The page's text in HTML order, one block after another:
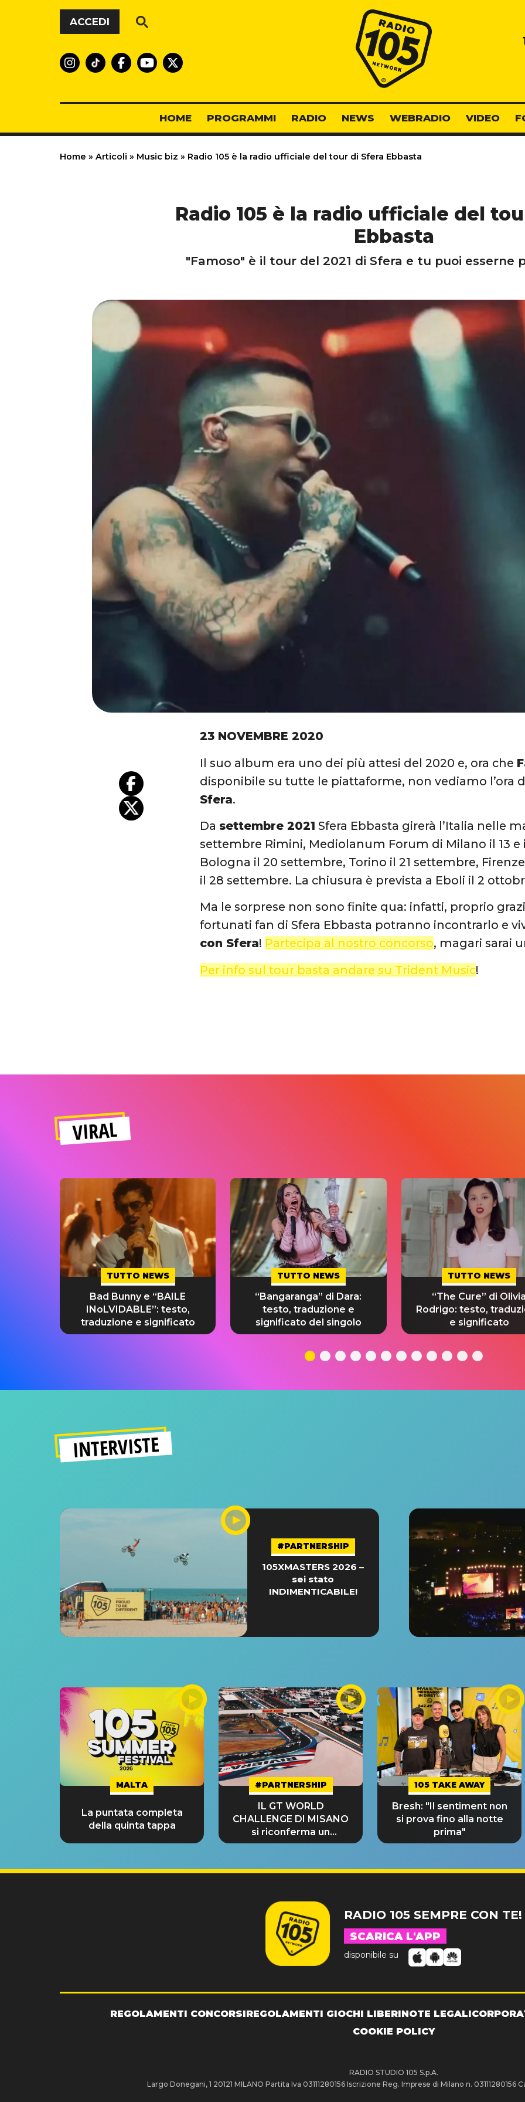
Vai al contenuto
ACCEDI
Radio 105
HOME PROGRAMMI RADIO NEWS WEBRADIO VIDEO
Home » Articoli » Music biz » Radio 105 è la radio ufficiale del tour di Sfera Ebbasta
Radio 105 è la radio ufficiale del
Ebbasta
"Famoso" è il tour del 2021 di Sfera e tu puoi esserne
23 NOVEMBRE 2020
Il suo album era uno dei più attesi del 2020 e, ora che
disponibile su tutte le piattaforme, non vediamo l’ora
Sfera.
Da settembre 2021 Sfera Ebbasta girerà l’Italia nelle
settembre Rimini, Mediolanum Forum di Milano il 13 e
Bologna il 20 settembre, Torino il 21 settembre,
il 28 settembre. La chiusura è prevista a Eboli il 2
Ma le sorprese non sono finite qua: infatti, proprio
fortunati fan di Sfera Ebbasta potranno incontrarlo e
con Sfera! Partecipa al nostro concorso, magari sarai
Per info sul tour basta andare su Trident Music!
VIRAL
TUTTO NEWS
Bad Bunny e “BAILE
INoLVIDABLE”: testo,
traduzione e significato
TUTTO NEWS
“Bangaranga” di Dara:
testo, traduzione e
significato del singolo
TUTTO NEWS
“The Cure” di Olivia
Rodrigo: testo,
e significato
INTERVISTE
#PARTNERSHIP
105XMASTERS 2026 –
sei stato
INDIMENTICABILE!
MALTA
La puntata completa
della quinta tappa
#PARTNERSHIP
IL GT WORLD
CHALLENGE DI MISANO
si riconferma un
GRANDE SUCCESSO!
105 TAKE AWAY
Bresh: "Il sentiment non
si prova fino alla notte
prima"
RADIO 105 SEMPRE CON TE!
SCARICA L'APP
disponibile su
REGOLAMENTI CONCORSIREGOLAMENTI GIOCHI LIBERINOTE LEGALI
COOKIE POLICY
RADIO STUDIO 105 S.p.A.
Largo Donegani, 1 20121 MILANO Partita Iva 03111280156 Iscrizione Reg. Imprese di Milano n.